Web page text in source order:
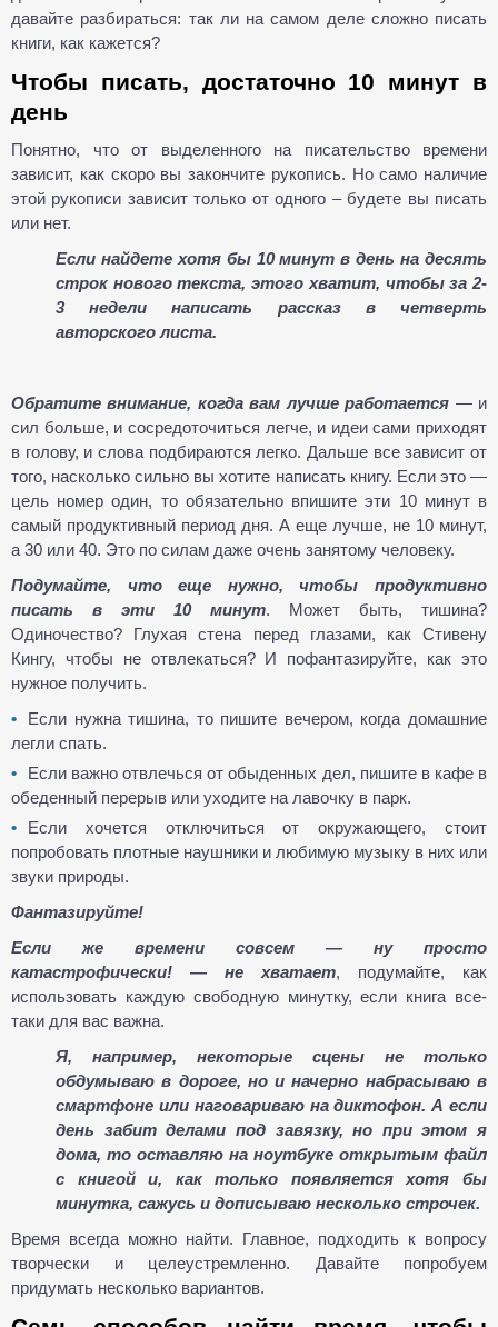
давайте разбираться: так ли на самом деле сложно писать
книги, как кажется?
Чтобы писать, достаточно 10 минут в
день
Понятно, что от выделенного на писательство времени
зависит, как скоро вы закончите рукопись. Но само наличие
этой рукописи зависит только от одного – будете вы писать
или нет.
Если найдете хотя бы 10 минут в день на десять
строк нового текста, этого хватит, чтобы за 2-
3 недели написать рассказ в четверть
авторского листа.
Обратите внимание, когда вам лучше работается — и
сил больше, и сосредоточиться легче, и идеи сами приходят
в голову, и слова подбираются легко. Дальше все зависит от
того, насколько сильно вы хотите написать книгу. Если это —
цель номер один, то обязательно впишите эти 10 минут в
самый продуктивный период дня. А еще лучше, не 10 минут,
а 30 или 40. Это по силам даже очень занятому человеку.
Подумайте, что еще нужно, чтобы продуктивно
писать в эти 10 минут. Может быть, тишина?
Одиночество? Глухая стена перед глазами, как Стивену
Кингу, чтобы не отвлекаться? И пофантазируйте, как это
нужное получить.
Если нужна тишина, то пишите вечером, когда домашние
легли спать.
Если важно отвлечься от обыденных дел, пишите в кафе в
обеденный перерыв или уходите на лавочку в парк.
Если хочется отключиться от окружающего, стоит
попробовать плотные наушники и любимую музыку в них или
звуки природы.
Фантазируйте!
Если же времени совсем — ну просто
катастрофически! — не хватает, подумайте, как
использовать каждую свободную минутку, если книга все-
таки для вас важна.
Я, например, некоторые сцены не только
обдумываю в дороге, но и начерно набрасываю в
смартфоне или наговариваю на диктофон. А если
день забит делами под завязку, но при этом я
дома, то оставляю на ноутбуке открытым файл
с книгой и, как только появляется хотя бы
минутка, сажусь и дописываю несколько строчек.
Время всегда можно найти. Главное, подходить к вопросу
творчески и целеустремленно. Давайте попробуем
придумать несколько вариантов.